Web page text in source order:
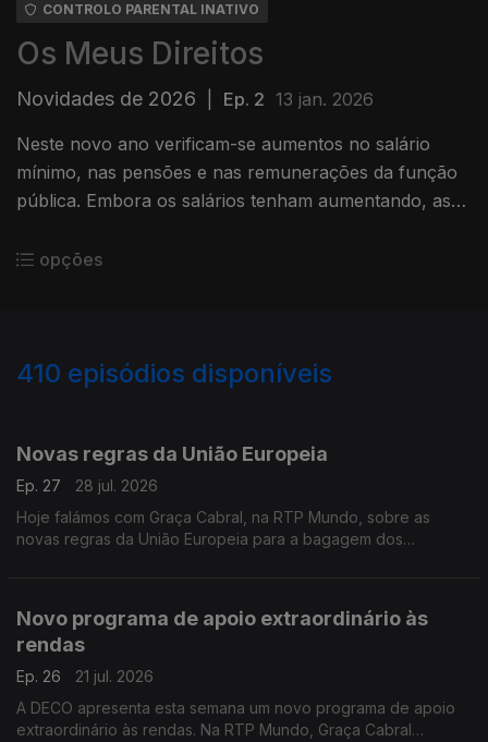
CONTROLO PARENTAL INATIVO
Os Meus Direitos
Novidades de 2026 Ep. 2 13 jan. 2026
Neste novo ano verificam-se aumentos no salário
mínimo, nas pensões e nas remunerações da função
pública. Embora os salários tenham aumentando, as
opções
410 episódios disponíveis
Novas regras da União Europeia
Ep. 27
28 jul. 2026
Hoje falámos com Graça Cabral, na RTP Mundo, sobre as
novas regras da União Europeia para a bagagem dos
Novo programa de apoio extraordinário às
rendas
Ep. 26
21 jul. 2026
A DECO apresenta esta semana um novo programa de apoio
extraordinário às rendas. Na RTP Mundo, Graça Cabral